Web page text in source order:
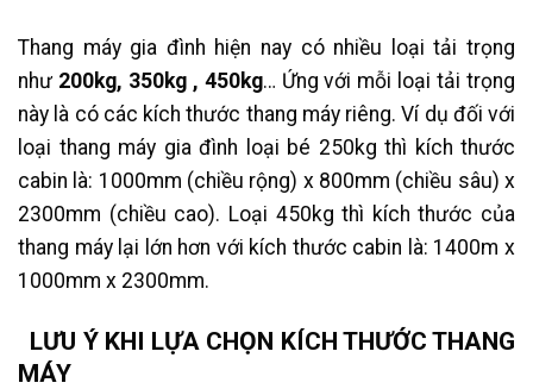
Thang máy gia đình hiện nay có nhiều loại tải trọng
như 200kg, 350kg , 450kg… Ứng với mỗi loại tải trọng
này là có các kích thước thang máy riêng. Ví dụ đối với
loại thang máy gia đình loại bé 250kg thì kích thước
cabin là: 1000mm (chiều rộng) x 800mm (chiều sâu) x
2300mm (chiều cao). Loại 450kg thì kích thước của
thang máy lại lớn hơn với kích thước cabin là: 1400m x
1000mm x 2300mm.
LƯU Ý KHI LỰA CHỌN KÍCH THƯỚC THANG
MÁY